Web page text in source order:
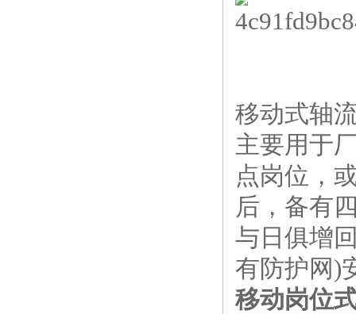
移动式轴
主要用于
点岗位，
后，备有
与日俱增
有防护网)
移动岗位